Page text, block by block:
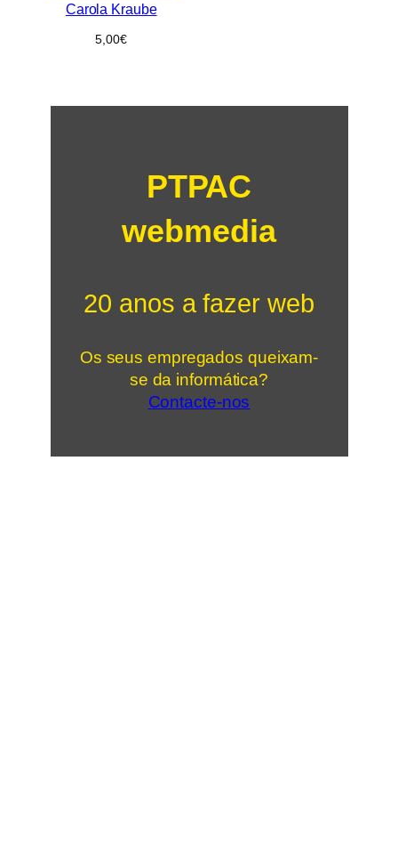
Carola Kraube
5,00€
PTPAC
webmedia
20 anos a fazer web
Os seus empregados queixam-
se da informática?
Contacte-nos